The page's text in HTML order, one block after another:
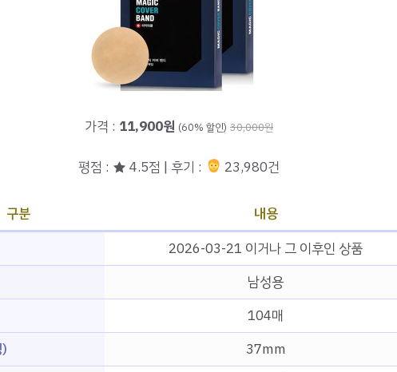
가격 : 11,900원 (60% 할인) 30,000원
평점 : ★ 4.5점 | 후기 : 23,980건
구분
내용
2026-03-21 이거나 그 이후인 상품
남성용
104매
37mm